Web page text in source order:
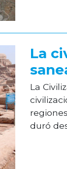
La
La
duró